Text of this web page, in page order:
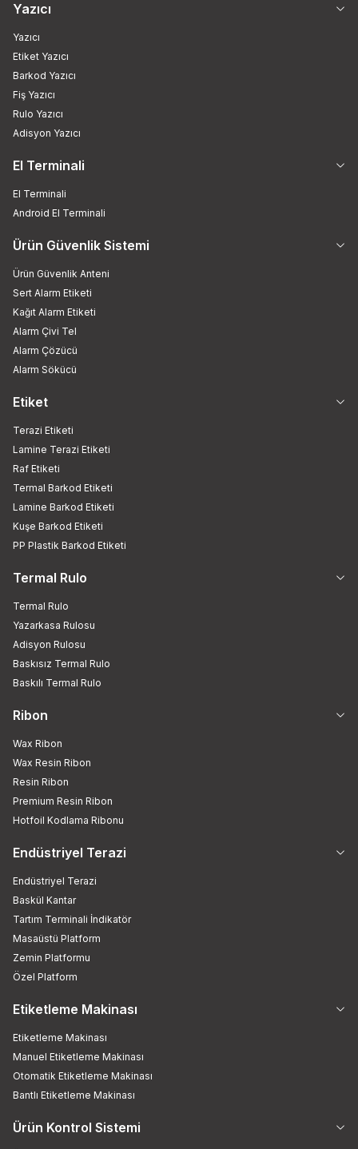
Yazıcı
Yazıcı
Etiket Yazıcı
Barkod Yazıcı
Fiş Yazıcı
Rulo Yazıcı
Adisyon Yazıcı
El Terminali
El Terminali
Android El Terminali
Ürün Güvenlik Sistemi
Ürün Güvenlik Anteni
Sert Alarm Etiketi
Kağıt Alarm Etiketi
Alarm Çivi Tel
Alarm Çözücü
Alarm Sökücü
Etiket
Terazi Etiketi
Lamine Terazi Etiketi
Raf Etiketi
Termal Barkod Etiketi
Lamine Barkod Etiketi
Kuşe Barkod Etiketi
PP Plastik Barkod Etiketi
Termal Rulo
Termal Rulo
Yazarkasa Rulosu
Adisyon Rulosu
Baskısız Termal Rulo
Baskılı Termal Rulo
Ribon
Wax Ribon
Wax Resin Ribon
Resin Ribon
Premium Resin Ribon
Hotfoil Kodlama Ribonu
Endüstriyel Terazi
Endüstriyel Terazi
Baskül Kantar
Tartım Terminali İndikatör
Masaüstü Platform
Zemin Platformu
Özel Platform
Etiketleme Makinası
Etiketleme Makinası
Manuel Etiketleme Makinası
Otomatik Etiketleme Makinası
Bantlı Etiketleme Makinası
Ürün Kontrol Sistemi